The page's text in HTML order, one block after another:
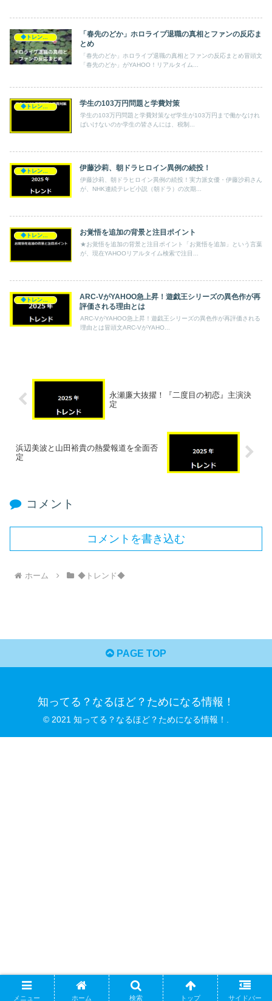
◆トレンド◆
「春先のどか」ホロライブ退職の真相とファンの反応ま
とめ
「春先のどか」ホロライブ退職の真相とファンの反応まとめ冒頭文
「春先のどか」がYAHOO！リアルタイム...
◆トレンド◆ 学生の103万円問題と学費対策
学生の103万円問題と学費対策なぜ学生が103万円まで働かなけれ
ばいけないのか学生の皆さんには、税制...
◆トレンド◆ 伊藤沙莉、朝ドラヒロイン異例の続投！
伊藤沙莉、朝ドラヒロイン異例の続投！実力派女優・伊藤沙莉さん
が、NHK連続テレビ小説（朝ドラ）の次期...
お覚悟を追加の背景と注目ポイント
★お覚悟を追加の背景と注目ポイント「お覚悟を追加」という言葉
が、現在YAHOOリアルタイム検索で注目...
ARC-VがYAHOO急上昇！遊戯王シリーズの異色作が再
評価される理由とは
ARC-VがYAHOO急上昇！遊戯王シリーズの異色作が再評価される
理由とは冒頭文ARC-VがYAHO...
永瀬廉大抜擢！『二度目の初恋』主演決
定
浜辺美波と山田裕貴の熱愛報道を全面否
定
コメント
コメントを書き込む
ホーム ◆トレンド◆
PAGE TOP
知ってる？なるほど？ためになる情報！
© 2021 知ってる？なるほど？ためになる情報！.
メニュー ホーム 検索 トップ サイドバー